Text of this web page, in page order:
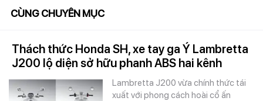
CÙNG CHUYÊN MỤC
Thách thức Honda SH, xe tay ga Ý Lambretta
J200 lộ diện sở hữu phanh ABS hai kênh
Lambretta J200 vừa chính thức tái
xuất với phong cách hoài cổ ấn